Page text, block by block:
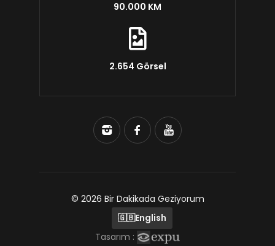
90.000 KM
2.654 Görsel
© 2026 Bir Dakikada Geziyorum
🇬🇧English
Tasarım :